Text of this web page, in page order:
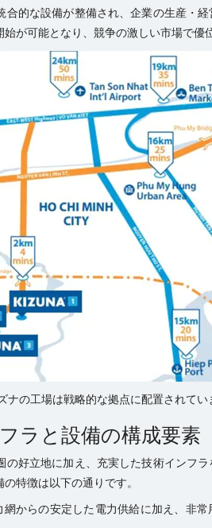
合的な設備が整備され、企業の生産・
が可能となり、競争の激しい市場で優
ナの工場は戦略的な拠点に配置されてい
ラと設備の構成要素
の好立地に加え、充実した技術インフ
特徴は以下の通りです。
からの安定した電力供給に加え、非